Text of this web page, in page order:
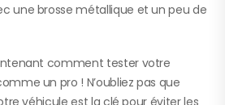
une brosse métallique et un peu de
comment tester votre
un pro ! N’oubliez pas que
véhicule est la clé pour éviter les